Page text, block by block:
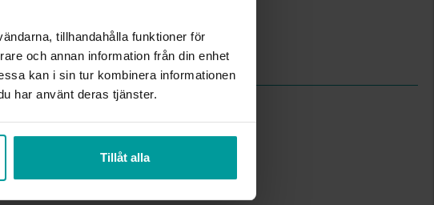
tillhandahålla funktioner för
och annan information från din enhet
kan i sin tur kombinera informationen
har använt deras tjänster.
Tillåt alla
0,77
0.14